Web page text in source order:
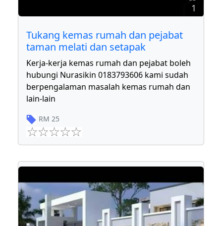
1
Tukang kemas rumah dan pejabat
taman melati dan setapak
Kerja-kerja kemas rumah dan pejabat boleh
hubungi Nurasikin 0183793606 kami sudah
berpengalaman masalah kemas rumah dan
lain-lain
RM 25